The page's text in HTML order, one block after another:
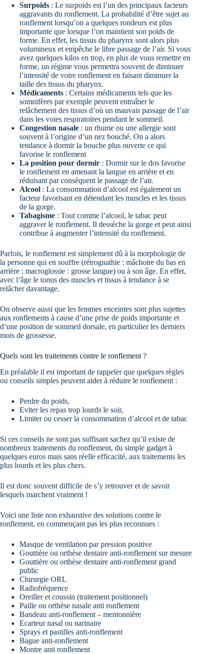
Surpoids : Le surpoids est l’un des principaux facteurs
aggravants du ronflement. La probabilité d’être sujet au
ronflement lorsqu’on a quelques rondeurs est plus
importante que lorsque l’on maintient son poids de
forme. En effet, les tissus du pharynx sont alors plus
volumineux et empêche le libre passage de l’air. Si vous
avez quelques kilos en trop, en plus de vous remettre en
forme, un régime vous permettra souvent de diminuer
l’intensité de votre ronflement en faisant diminuer la
taille des tissus du pharynx.
Médicaments : Certains médicaments tels que les
somnifères par exemple peuvent entraîner le
relâchement des tissus d’où un mauvais passage de l’air
dans les voies respiratoires pendant le sommeil.
Congestion nasale : un rhume ou une allergie sont
souvent à l’origine d’un nez bouché. On a alors
tendance à dormir la bouche plus ouverte ce qui
favorise le ronflement
La position pour dormir : Dormir sur le dos favorise
le ronflement en amenant la langue en arrière et en
réduisant par conséquent le passage de l’air.
Alcool : La consommation d’alcool est également un
facteur favorisant en détendant les muscles et les tissus
de la gorge.
Tabagisme : Tout comme l’alcool, le tabac peut
aggraver le ronflement. Il dessèche la gorge et peut ainsi
contribue à augmenter l’intensité du ronflement.
Parfois, le ronflement est simplement dû à la morphologie de
la personne qui en souffre (rétrognathie : mâchoire du bas en
arrière ; macroglossie : grosse langue) ou à son âge. En effet,
avec l’âge le tonus des muscles et tissus à tendance à se
relâcher davantage.
On observe aussi que les femmes enceintes sont plus sujettes
aux ronflements à cause d’une prise de poids importante et
d’une position de sommeil dorsale, en particulier les derniers
mois de grossesse.
Quels sont les traitements contre le ronflement ?
En préalable il est important de rappeler que quelques règles
ou conseils simples peuvent aider à réduire le ronflement :
Perdre du poids,
Eviter les repas trop lourds le soir,
Limiter ou cesser la consommation d’alcool et de tabac
Si ces conseils ne sont pas suffisant sachez qu’il existe de
nombreux traitements du ronflement, du simple gadget à
quelques euros mais sans réelle efficacité, aux traitements les
plus lourds et les plus chers.
Il est donc souvent difficile de s’y retrouver et de savoir
lesquels marchent vraiment !
Voici une liste non exhaustive des solutions contre le
ronflement, en commençant pas les plus reconnues :
Masque de ventilation par pression positive
Gouttière ou orthèse dentaire anti-ronflement sur mesure
Gouttière ou orthèse dentaire anti-ronflement grand
public
Chirurgie ORL
Radiofréquence
Oreiller et coussin (traitement positionnel)
Paille ou orthèse nasale anti ronflement
Bandeau anti-ronflement – mentonnière
Ecarteur nasal ou narinaire
Sprays et pastilles anti-ronflement
Bague anti-ronflement
Montre anti ronflement